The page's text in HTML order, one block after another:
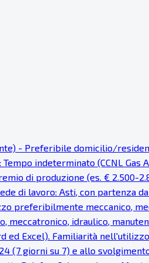
- Preferibile domicilio/
indeterminato (CCNL Gas
di produzione (es. € 2.500-
di lavoro: Asti, con partenza
preferibilmente meccanico,
meccatronico, idraulico,
ed Excel). Familiarità
(7 giorni su 7) e allo